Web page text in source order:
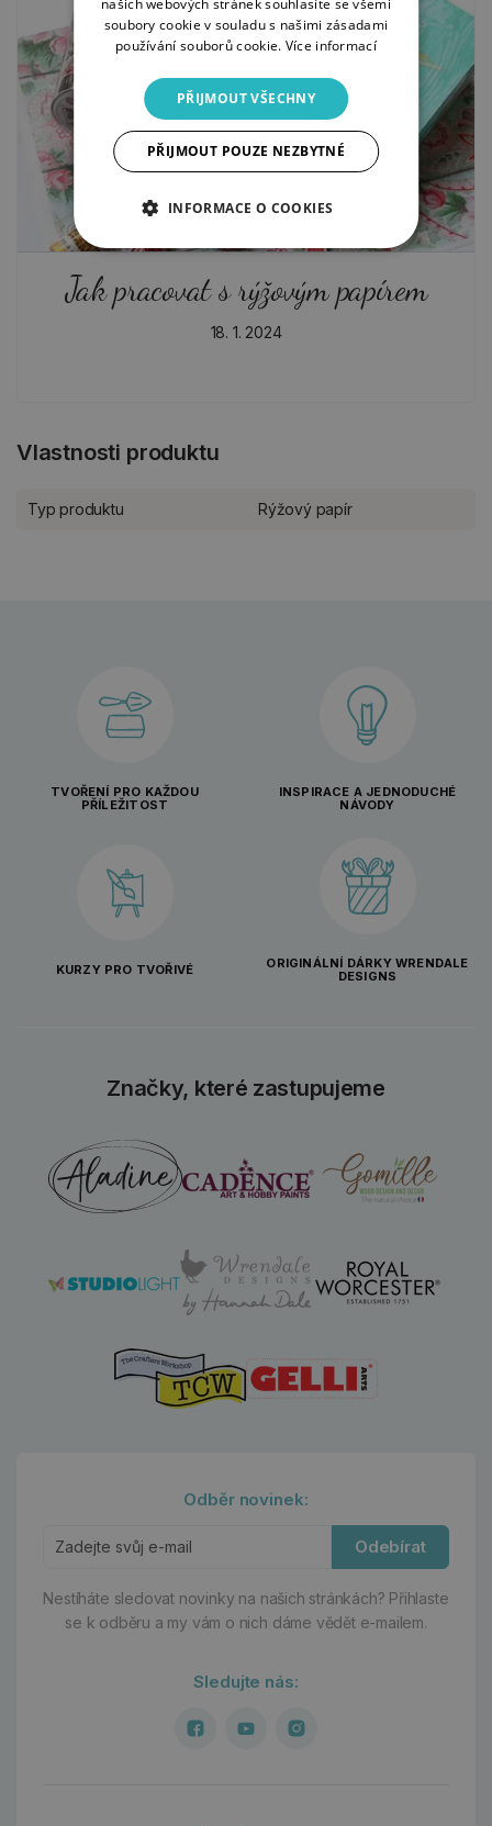
Jak pracovat s rýžovým papírem
18. 1. 2024
Vlastnosti produktu
Typ produktu Rýžový papír
TVOŘENÍ PRO KAŽDOU
PŘÍLEŽITOST
INSPIRACE A JEDNODUCHÉ
NÁVODY
KURZY PRO TVOŘIVÉ
ORIGINÁLNÍ DÁRKY WRENDALE
DESIGNS
Značky, které zastupujeme
Odběr novinek:
Odebírat
Nestíháte sledovat novinky na našich stránkách? Přihlaste
se k odběru a my vám o nich dáme vědět e-mailem.
Sledujte nás:
našich webových stránek souhlasíte se všemi
soubory cookie v souladu s našimi zásadami
používání souborů cookie. Více informací
PŘIJMOUT VŠECHNY
PŘIJMOUT POUZE NEZBYTNÉ
INFORMACE O COOKIES